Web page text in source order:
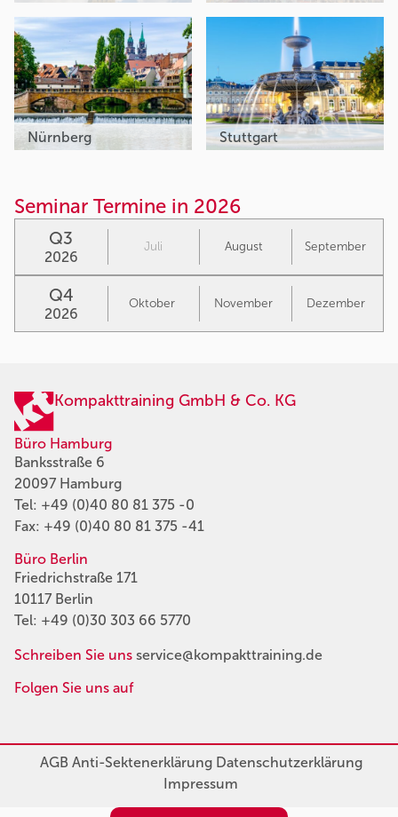
Nürnberg Stuttgart
Seminar Termine in 2026
Q3
2026
Juli August September
Q4
2026
Oktober November Dezember
Kompakttraining GmbH & Co. KG
Büro Hamburg
Banksstraße 6
20097 Hamburg
Tel: +49 (0)40 80 81 375 -0
Fax: +49 (0)40 80 81 375 -41
Büro Berlin
Friedrichstraße 171
10117 Berlin
Tel: +49 (0)30 303 66 5770
Schreiben Sie uns service@kompakttraining.de
Folgen Sie uns auf
AGBAnti-SektenerklärungDatenschutzerklärung
Impressum